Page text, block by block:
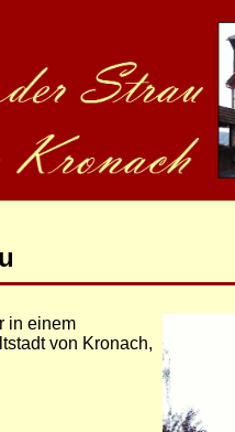
in einem
von Kronach,